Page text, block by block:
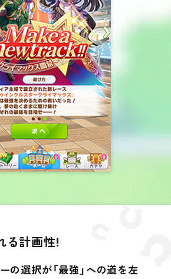
る計画性!
の選択が「最強」への道を左